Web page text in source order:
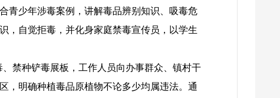
青少年涉毒案例，讲解毒品辨别知识、吸毒危
，自觉拒毒，并化身家庭禁毒宣传员，以学生
禁种铲毒展板，工作人员向办事群众、镇村干
，明确种植毒品原植物不论多少均属违法。通